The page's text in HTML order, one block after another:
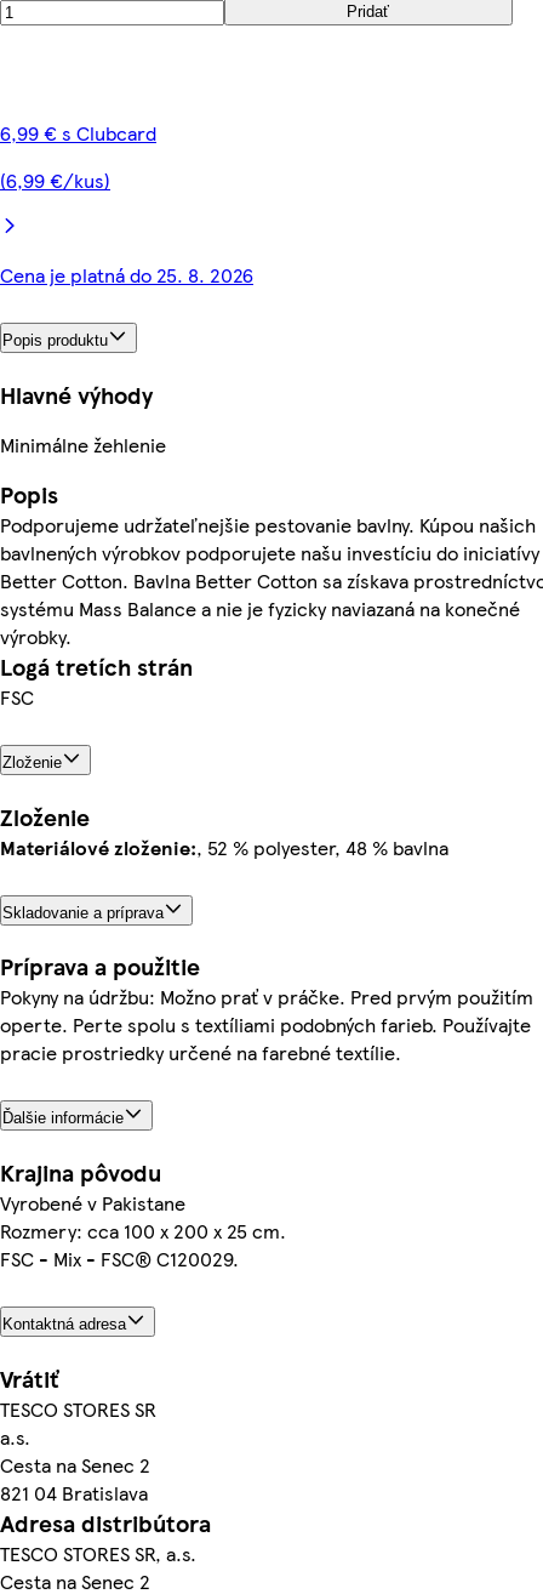
Pridať
6,99 € s Clubcard
(6,99 €/kus)
Cena je platná do 25. 8. 2026
Popis produktu
Hlavné výhody
Minimálne žehlenie
Popis
Podporujeme udržateľnejšie pestovanie bavlny. Kúpou našich
bavlnených výrobkov podporujete našu investíciu do iniciatívy
Better Cotton. Bavlna Better Cotton sa získava
systému Mass Balance a nie je fyzicky naviazaná na konečné
výrobky.
Logá tretích strán
FSC
Zloženie
Zloženie
Materiálové zloženie:, 52 % polyester, 48 % bavlna
Skladovanie a príprava
Príprava a použitie
Pokyny na údržbu: Možno prať v práčke. Pred prvým použitím
operte. Perte spolu s textíliami podobných farieb. Používajte
pracie prostriedky určené na farebné textílie.
Ďalšie informácie
Krajina pôvodu
Vyrobené v Pakistane
Rozmery: cca 100 x 200 x 25 cm.
FSC - Mix - FSC® C120029.
Kontaktná adresa
Vrátiť
TESCO STORES SR
a.s.
Cesta na Senec 2
821 04 Bratislava
Adresa distribútora
TESCO STORES SR, a.s.
Cesta na Senec 2